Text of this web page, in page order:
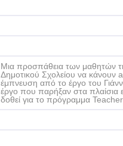
Μια προσπάθεια των μαθητών
Δημοτικού Σχολείου να
έμπνευση από το έργο του
έργο που παρήξαν στα πλαίσια
δοθεί για το πρόγραμμα